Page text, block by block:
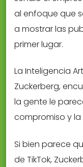
al enfoque que
a mostrar las
primer lugar.
La Inteligencia
Zuckerberg,
la gente le
compromiso y la
Si bien parece
de TikTok,